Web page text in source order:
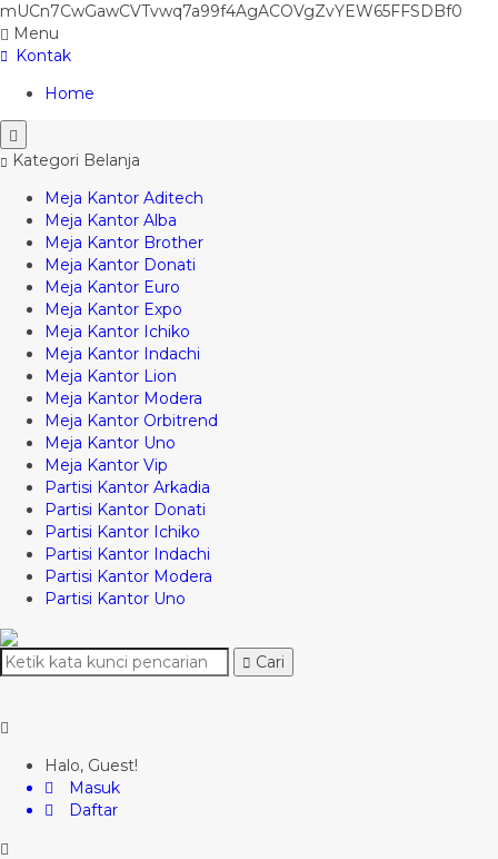
mUCn7CwGawCVTvwq7a99f4AgACOVgZvYEW65FFSDBf0
Menu
Kontak
Home
Kategori Belanja
Meja Kantor Aditech
Meja Kantor Alba
Meja Kantor Brother
Meja Kantor Donati
Meja Kantor Euro
Meja Kantor Expo
Meja Kantor Ichiko
Meja Kantor Indachi
Meja Kantor Lion
Meja Kantor Modera
Meja Kantor Orbitrend
Meja Kantor Uno
Meja Kantor Vip
Partisi Kantor Arkadia
Partisi Kantor Donati
Partisi Kantor Ichiko
Partisi Kantor Indachi
Partisi Kantor Modera
Partisi Kantor Uno
Cari
Halo, Guest!
Masuk
Daftar